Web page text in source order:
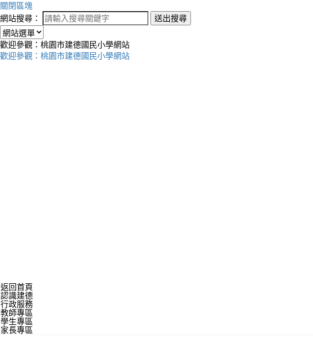
關閉區塊
網站搜尋：
送出搜尋
歡迎參觀：桃園市建德國民小學網站
歡迎參觀：桃園市建德國民小學網站
返回首頁
認識建德
行政服務
教師專區
學生專區
家長專區